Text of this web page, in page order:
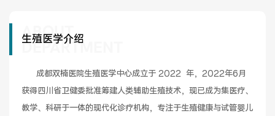
生殖医学介绍
ABOUT
DEPARTMENT
获得四川省卫健委批准筹建人类辅助生殖技术，现已成为集医疗、
教学、科研于一体的现代化诊疗机构，专注于生殖健康与试管婴儿​